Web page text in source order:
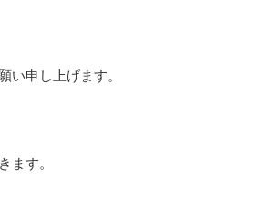
申し上げます。
す。